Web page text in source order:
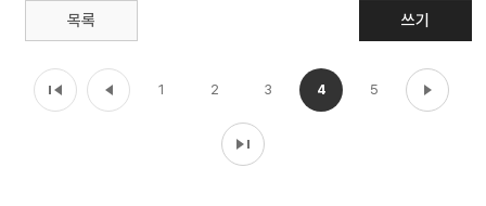
목록 쓰기
1 2 3 4 5